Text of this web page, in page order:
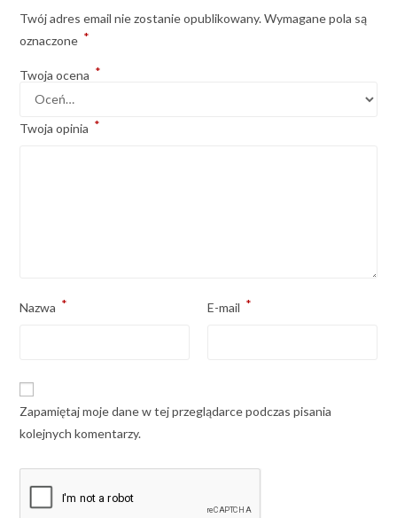
Twój adres email nie zostanie opublikowany. Wymagane pola są
oznaczone *
Twoja ocena *
Twoja opinia *
Nazwa * E-mail *
Zapamiętaj moje dane w tej przeglądarce podczas pisania
kolejnych komentarzy.